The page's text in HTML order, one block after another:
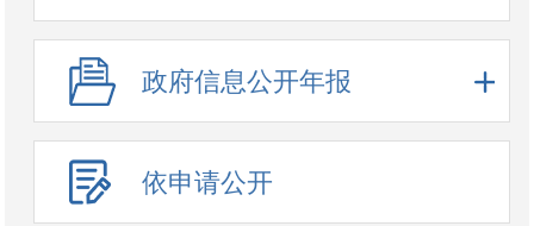
政府信息公开年报
依申请公开